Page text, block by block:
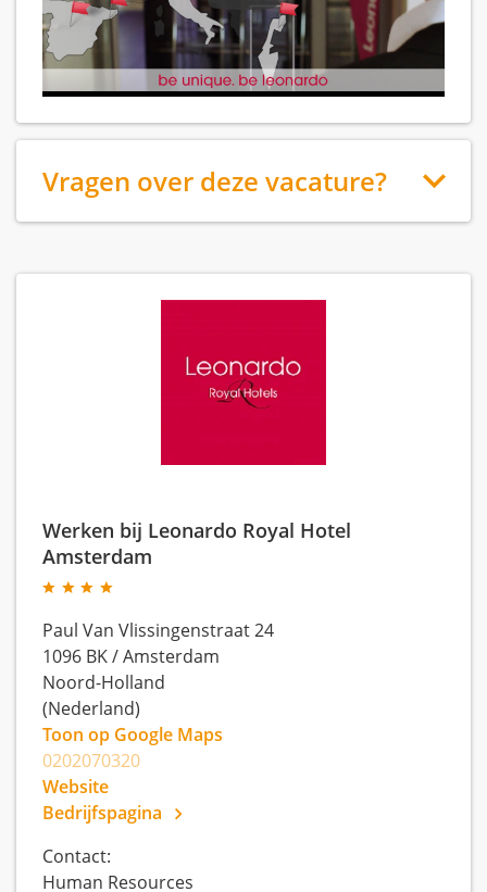
Vragen over deze vacature?
Werken bij Leonardo Royal Hotel
Amsterdam
Paul Van Vlissingenstraat 24
1096 BK/Amsterdam
Noord-Holland
(Nederland)
Toon op Google Maps
0202070320
Website
Bedrijfspagina
Contact:
Human Resources